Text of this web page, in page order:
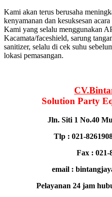
Kami akan terus berusaha
kenyamanan dan kesuksesan
Kami yang selalu menggunakan
Kacamata/faceshield, sarung
sanitizer, selalu di cek suhu
lokasi pemasangan.
Solution Party
Jln. Siti 1 No.40
Tlp : 021-
Fax : 021-
email :
Pelayanan 24 jam